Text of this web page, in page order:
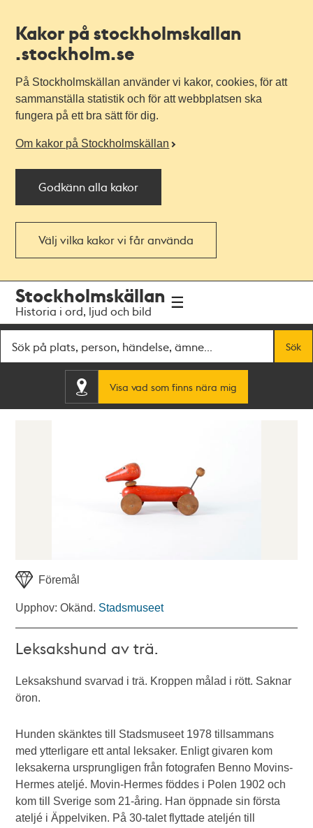
Kakor på stockholmskallan
.stockholm.se
På Stockholmskällan använder vi kakor, cookies, för att
sammanställa statistik och för att webbplatsen ska
fungera på ett bra sätt för dig.
Om kakor på Stockholmskällan
Godkänn alla kakor
Välj vilka kakor vi får använda
navigationen
huvudinnehållet
Stockholmskällan
Historia i ord, ljud och bild
Sök
Visa vad som finns nära mig
Föremål
Upphov: Okänd. Stadsmuseet
Leksakshund av trä.
Leksakshund svarvad i trä. Kroppen målad i rött. Saknar
öron.
Hunden skänktes till Stadsmuseet 1978 tillsammans
med ytterligare ett antal leksaker. Enligt givaren kom
leksakerna ursprungligen från fotografen Benno Movins-
Hermes ateljé. Movin-Hermes föddes i Polen 1902 och
kom till Sverige som 21-åring. Han öppnade sin första
ateljé i Äppelviken. På 30-talet flyttade ateljén till